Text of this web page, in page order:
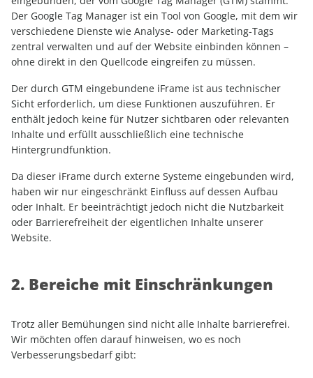
Der Google Tag Manager ist ein Tool von Google, mit dem wir
verschiedene Dienste wie Analyse- oder Marketing-Tags
zentral verwalten und auf der Website einbinden können –
ohne direkt in den Quellcode eingreifen zu müssen.
Der durch GTM eingebundene iFrame ist aus technischer
Sicht erforderlich, um diese Funktionen auszuführen. Er
enthält jedoch keine für Nutzer sichtbaren oder relevanten
Inhalte und erfüllt ausschließlich eine technische
Hintergrundfunktion.
Da dieser iFrame durch externe Systeme eingebunden wird,
haben wir nur eingeschränkt Einfluss auf dessen Aufbau
oder Inhalt. Er beeinträchtigt jedoch nicht die Nutzbarkeit
oder Barrierefreiheit der eigentlichen Inhalte unserer
Website.
2. Bereiche mit Einschränkungen
Trotz aller Bemühungen sind nicht alle Inhalte barrierefrei.
Wir möchten offen darauf hinweisen, wo es noch
Verbesserungsbedarf gibt: